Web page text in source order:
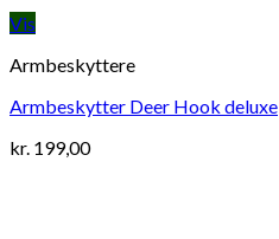
Vis
Armbeskyttere
Armbeskytter Deer Hook deluxe
kr. 199,00